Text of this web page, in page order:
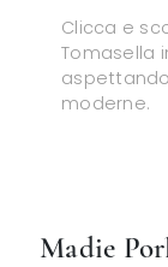
Clicca e
Tomasella
moderne.
Madie